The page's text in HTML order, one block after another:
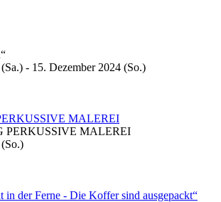
- 15. Dezember 2024 (So.)
MALEREI
(So.)
in der Ferne - Die Koffer sind ausgepackt“